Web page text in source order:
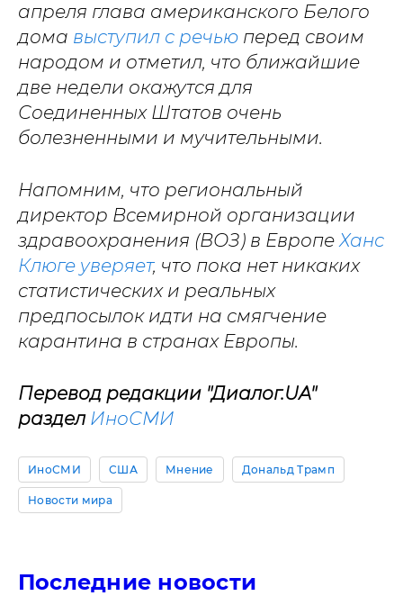
апреля глава американского Белого
дома выступил с речью перед своим
народом и отметил, что ближайшие
две недели окажутся для
Соединенных Штатов очень
болезненными и мучительными.
Напомним, что региональный
директор Всемирной организации
здравоохранения (ВОЗ) в ЕвропеХанс
Клюге уверяет, что пока нет никаких
статистических и реальных
предпосылок идти на смягчение
карантина в странах Европы.
Перевод редакции "Диалог.UA"
раздел ИноСМИ
ИноСМИ США Мнение Дональд Трамп
Новости мира
Последние новости